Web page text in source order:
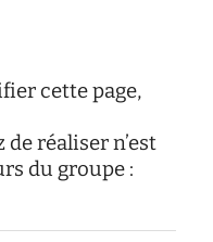
cette page,
de réaliser n’est
du groupe :